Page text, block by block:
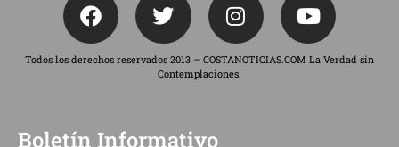
Todos los derechos reservados 2013 – COSTANOTICIAS.COM La Verdad sin
Contemplaciones.
Boletín Informativo